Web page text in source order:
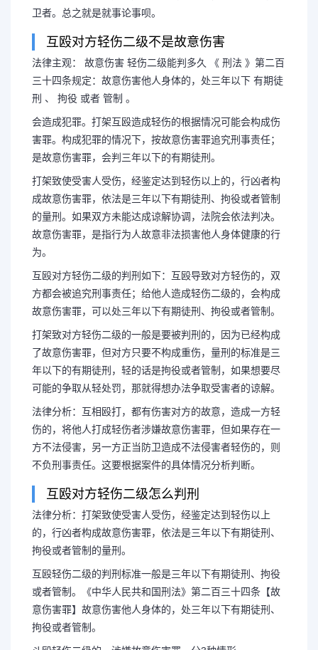
卫者。总之就是就事论事呗。
互殴对方轻伤二级不是故意伤害
法律主观： 故意伤害 轻伤二级能判多久 《 刑法 》第二百
三十四条规定：故意伤害他人身体的，处三年以下 有期徒
刑 、 拘役 或者 管制 。
会造成犯罪。打架互殴造成轻伤的根据情况可能会构成伤
害罪。构成犯罪的情况下，按故意伤害罪追究刑事责任；
是故意伤害罪，会判三年以下的有期徒刑。
打架致使受害人受伤，经鉴定达到轻伤以上的，行凶者构
成故意伤害罪，依法是三年以下有期徒刑、拘役或者管制
的量刑。如果双方未能达成谅解协调，法院会依法判决。
故意伤害罪，是指行为人故意非法损害他人身体健康的行
为。
互殴对方轻伤二级的判刑如下：互殴导致对方轻伤的，双
方都会被追究刑事责任；给他人造成轻伤二级的，会构成
故意伤害罪，可以处三年以下有期徒刑、拘役或者管制。
打架致对方轻伤二级的一般是要被判刑的，因为已经构成
了故意伤害罪，但对方只要不构成重伤，量刑的标准是三
年以下的有期徒刑，轻的话是拘役或者管制，如果想要尽
可能的争取从轻处罚，那就得想办法争取受害者的谅解。
法律分析：互相殴打，都有伤害对方的故意，造成一方轻
伤的，将他人打成轻伤者涉嫌故意伤害罪，但如果存在一
方不法侵害，另一方正当防卫造成不法侵害者轻伤的，则
不负刑事责任。这要根据案件的具体情况分析判断。
互殴对方轻伤二级怎么判刑
法律分析：打架致使受害人受伤，经鉴定达到轻伤以上
的，行凶者构成故意伤害罪，依法是三年以下有期徒刑、
拘役或者管制的量刑。
互殴轻伤二级的判刑标准一般是三年以下有期徒刑、拘役
或者管制。《中华人民共和国刑法》第二百三十四条【故
意伤害罪】故意伤害他人身体的，处三年以下有期徒刑、
拘役或者管制。